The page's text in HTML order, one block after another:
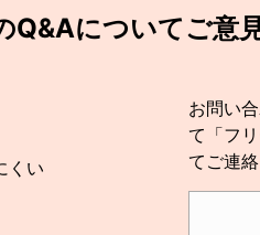
Q&Aについてご意
くい
お問い
て「フ
てご連絡